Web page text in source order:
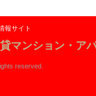
報サイト
マンション・ア
reserved.